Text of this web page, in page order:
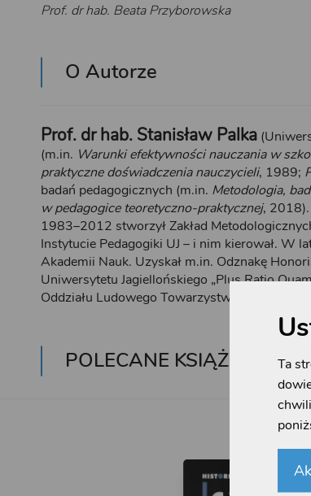
Ta
Prof. dr hab. Beata Przyborowska
O Autorze
Prof. dr hab. Stanisław Palka
(m.in. Warunki efektywności nauczania w
praktyczne doświadczenia nauczycieli, 1989;
badań pedagogicznych (m.in. Metodologia,
w pedagogice teoretyczno-praktycznej,
1983–2012 stworzył Zakład
Instytucie Pedagogiki UJ – i nim kierował. W
Akademii Nauk. Uzyskał m.in. Odznakę
Uniwersytetu Jagiellońskiego „Plus Ratio
Oddziału Ludowego Towarzystwa Naukowo-
POLECANE KSIĄŻKI